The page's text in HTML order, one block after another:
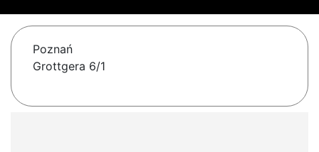
Poznań
Grottgera 6/1